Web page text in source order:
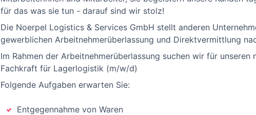
für das was sie tun - darauf sind wir stolz!
Die Noerpel Logistics & Services GmbH stellt anderen
gewerblichen Arbeitnehmerüberlassung und Direktvermittlung
Im Rahmen der Arbeitnehmerüberlassung suchen wir für
Fachkraft für Lagerlogistik (m/w/d)
Folgende Aufgaben erwarten Sie:
Entgegennahme von Waren